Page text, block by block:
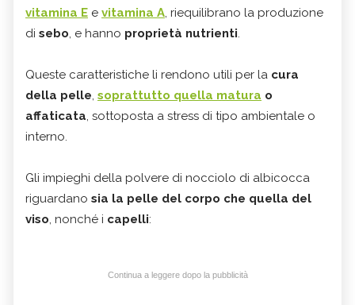
vitamina E e vitamina A, riequilibrano la produzione
di sebo, e hanno proprietà nutrienti.
Queste caratteristiche li rendono utili per la cura
della pelle, soprattutto quella matura o
affaticata, sottoposta a stress di tipo ambientale o
interno.
Gli impieghi della polvere di nocciolo di albicocca
riguardano sia la pelle del corpo che quella del
viso, nonché i capelli:
Continua a leggere dopo la pubblicità